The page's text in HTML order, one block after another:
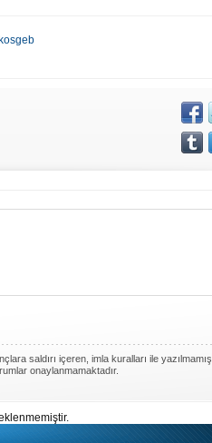
kosgeb
saldırı içeren, imla kuralları ile yazılmamış,
onaylanmamaktadır.